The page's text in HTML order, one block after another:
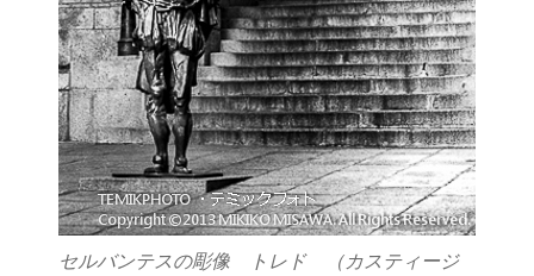
セルバンテスの彫像 トレド （カスティージ